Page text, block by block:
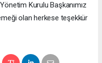
Kurulu Başkanımız
olan herkese teşekkür